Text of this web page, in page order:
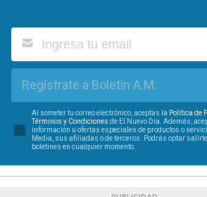
Regístrate a Boletín A.M.
Al someter tu correo electrónico, aceptas la Política de
Términos y Condiciones de El Nuevo Día. Además,
información u ofertas especiales de productos o
Media, sus afiliadas o de terceros. Podrás optar
boletines en cualquier momento.